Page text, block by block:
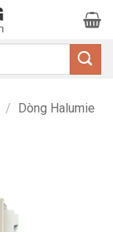
/ Dòng Halumie